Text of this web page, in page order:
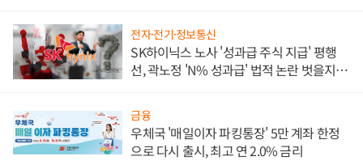
전자·전기·정보통신
SK하이닉스 노사 '성과급 주식 지급' 평행
선, 곽노정 'N% 성과급' 법적 논란 벗을지 주
금융
우체국 '매일이자 파킹통장' 5만 계좌 한정
으로 다시 출시, 최고 연 2.0% 금리